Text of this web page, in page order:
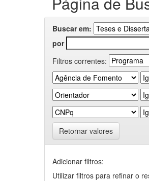
Buscar em:
por
Filtros correntes:
Retornar valores
Adicionar filtros:
Utilizar filtros para refinar o